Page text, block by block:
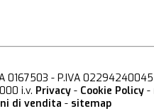
0167503 - P.IVA
i.v. Privacy - Cookie Policy -
di vendita - sitemap